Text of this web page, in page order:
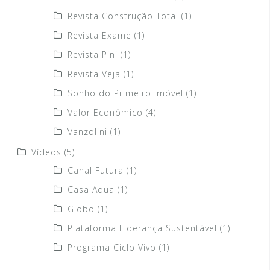
Revista Construção Total (1)
Revista Exame (1)
Revista Pini (1)
Revista Veja (1)
Sonho do Primeiro imóvel (1)
Valor Econômico (4)
Vanzolini (1)
Vídeos (5)
Canal Futura (1)
Casa Aqua (1)
Globo (1)
Plataforma Liderança Sustentável (1)
Programa Ciclo Vivo (1)